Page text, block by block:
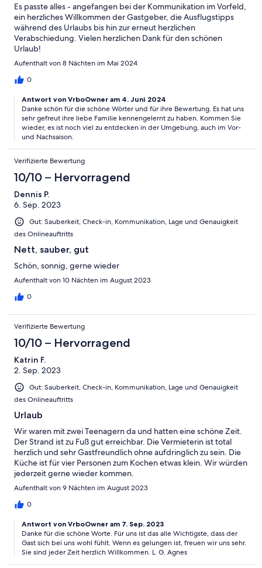
Es passte alles - angefangen bei der Kommunikation im Vorfeld,
ein herzliches Willkommen der Gastgeber, die Ausflugstipps
während des Urlaubs bis hin zur erneut herzlichen
Verabschiedung. Vielen herzlichen Dank für den schönen
Urlaub!
Aufenthalt von 8 Nächten im Mai 2024
0
Antwort von VrboOwner am 4. Juni 2024
Danke schön für die schöne Wörter und für ihre Bewertung. Es hat uns
sehr gefreut ihre liebe Familie kennengelernt zu haben. Kommen Sie
wieder, es ist noch viel zu entdecken in der Umgebung, auch im Vor-
und Nachsaison.
Verifizierte Bewertung
10/10 – Hervorragend
Dennis P.
6. Sep. 2023
Gut: Sauberkeit, Check-in, Kommunikation, Lage und Genauigkeit
des Onlineauftritts
Nett, sauber, gut
Schön, sonnig, gerne wieder
Aufenthalt von 10 Nächten im August 2023
0
Verifizierte Bewertung
10/10 – Hervorragend
Katrin F.
2. Sep. 2023
Gut: Sauberkeit, Check-in, Kommunikation, Lage und Genauigkeit
des Onlineauftritts
Urlaub
Wir waren mit zwei Teenagern da und hatten eine schöne Zeit.
Der Strand ist zu Fuß gut erreichbar. Die Vermieterin ist total
herzlich und sehr Gastfreundlich ohne aufdringlich zu sein. Die
Küche ist für vier Personen zum Kochen etwas klein. Wir würden
jederzeit gerne wieder kommen.
Aufenthalt von 9 Nächten im August 2023
0
Antwort von VrboOwner am 7. Sep. 2023
Danke für die schöne Worte. Für uns ist das alle Wichtigste, dass der
Gast sich bei uns wohl fühlt. Wenn es gelungen ist, freuen wir uns sehr.
Sie sind jeder Zeit herzlich Willkommen. L. G. Agnes